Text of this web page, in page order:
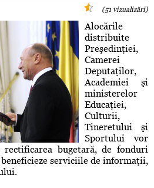
(51 vizualizări)
Alocările
distribuite
Preşedinţiei,
Camerei
Deputaţilor,
Academiei şi
ministerelor
Educaţiei,
Culturii,
Tineretului şi
Sportului vor
bugetară, de fonduri
serviciile de informaţii,